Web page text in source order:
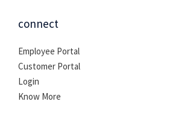
connect
Employee Portal
Customer Portal
Login
Know More